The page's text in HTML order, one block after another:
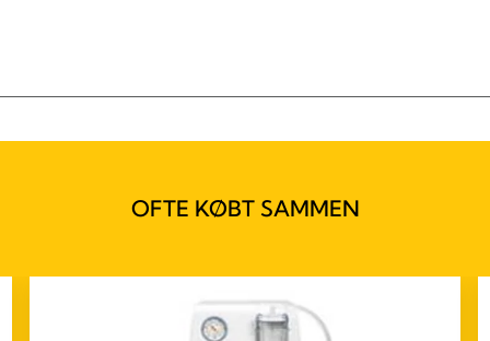
OFTE KØBT SAMMEN